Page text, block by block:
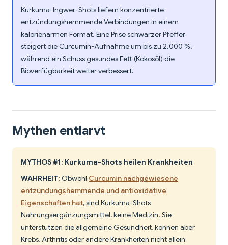
Kurkuma-Ingwer-Shots liefern konzentrierte
entzündungshemmende Verbindungen in einem
kalorienarmen Format. Eine Prise schwarzer Pfeffer
steigert die Curcumin-Aufnahme um bis zu 2.000 %,
während ein Schuss gesundes Fett (Kokosöl) die
Bioverfügbarkeit weiter verbessert.
Mythen entlarvt
MYTHOS #1: Kurkuma-Shots heilen Krankheiten
WAHRHEIT: Obwohl Curcumin nachgewiesene
entzündungshemmende und antioxidative
Eigenschaften hat, sind Kurkuma-Shots
Nahrungsergänzungsmittel, keine Medizin. Sie
unterstützen die allgemeine Gesundheit, können aber
Krebs, Arthritis oder andere Krankheiten nicht allein